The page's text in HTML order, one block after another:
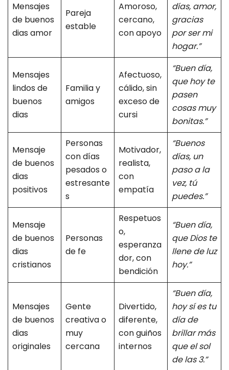
Mensajes
de buenos
dias amor
Pareja
estable
Amoroso,
cercano,
con apoyo
días, amor,
gracias
por ser mi
hogar.”
Mensajes
lindos de
buenos
dias
Familia y
amigos
Afectuoso,
cálido, sin
exceso de
cursi
“Buen día,
que hoy te
pasen
cosas muy
bonitas.”
Mensaje
de buenos
dias
positivos
Personas
con días
pesados o
estresante
s
Motivador,
realista,
con
empatía
“Buenos
días, un
paso a la
vez, tú
puedes.”
Mensaje
de buenos
dias
cristianos
Personas
de fe
Respetuos
o,
esperanza
dor, con
bendición
“Buen día,
que Dios te
llene de luz
hoy.”
Mensajes
de buenos
dias
originales
Gente
creativa o
muy
cercana
Divertido,
diferente,
con guiños
internos
“Buen día,
hoy sí es tu
día de
brillar más
que el sol
de las 3.”